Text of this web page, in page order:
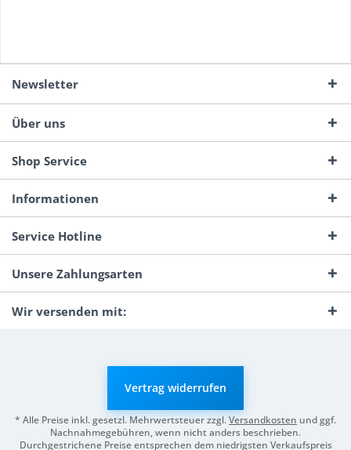
Newsletter
Über uns
Shop Service
Informationen
Service Hotline
Unsere Zahlungsarten
Wir versenden mit:
Vertrag widerrufen
* Alle Preise inkl. gesetzl. Mehrwertsteuer zzgl.Versandkosten und ggf.
Nachnahmegebühren, wenn nicht anders beschrieben.
Durchgestrichene Preise entsprechen dem niedrigsten Verkaufspreis